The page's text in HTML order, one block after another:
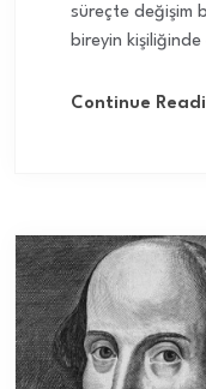
süreçte değişim
bireyin
Continue